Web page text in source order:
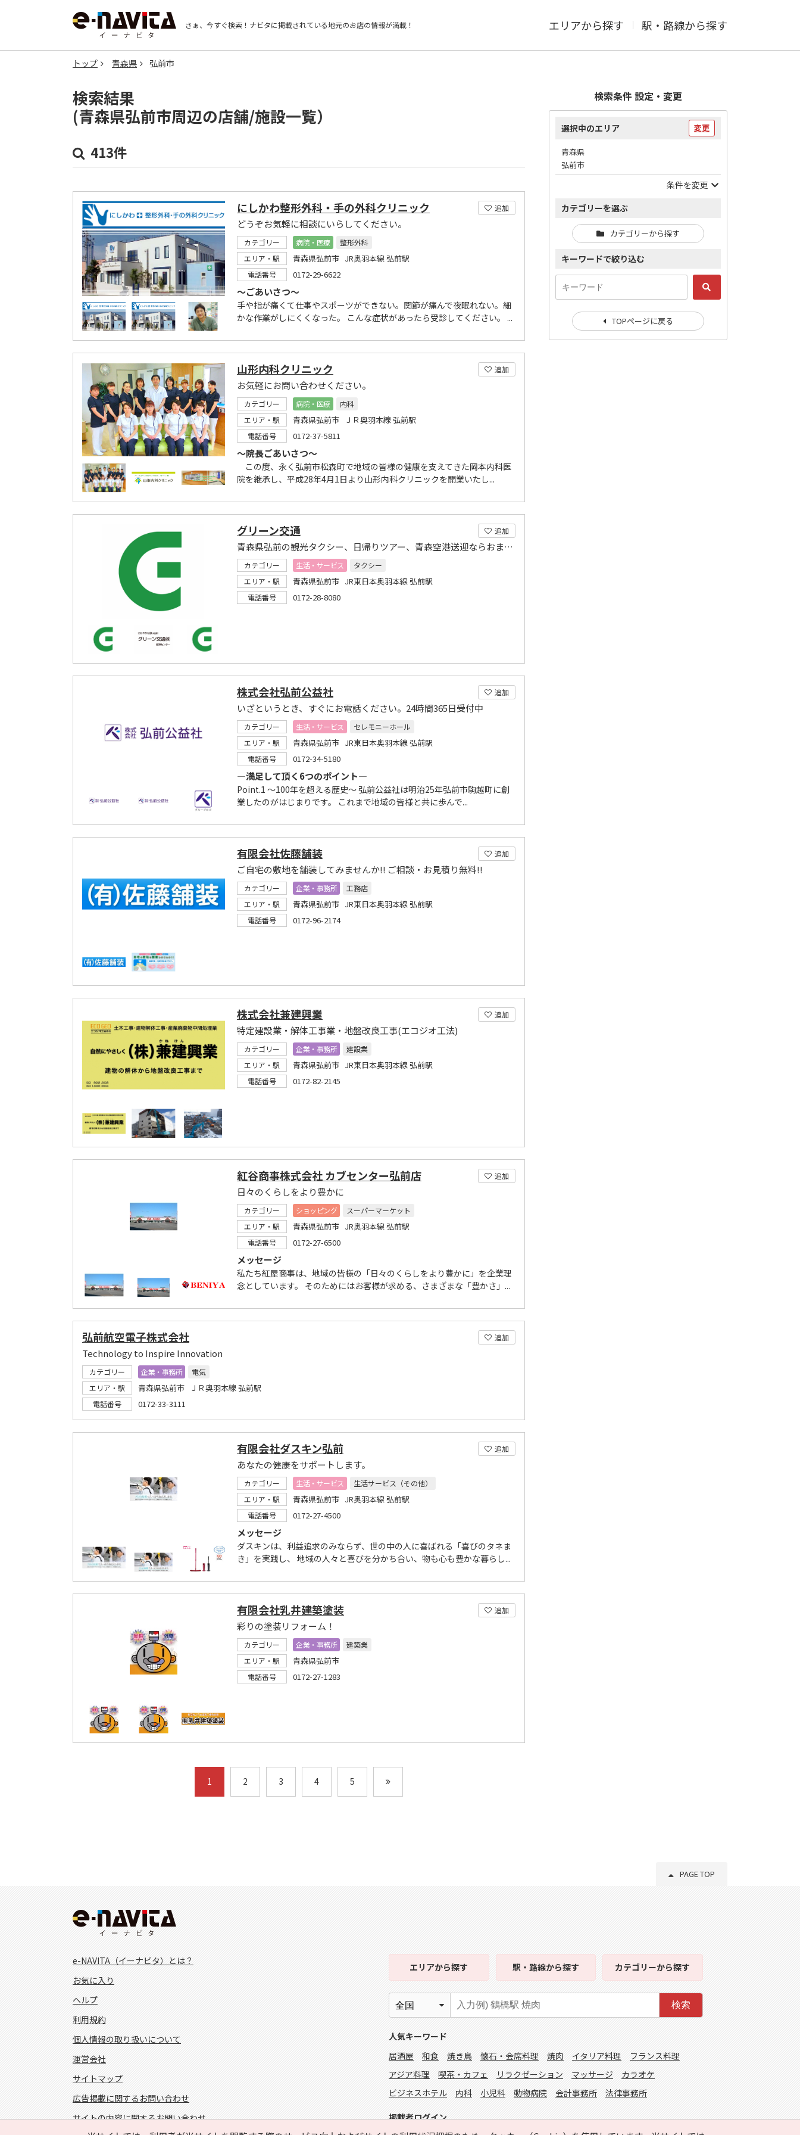
さぁ、今すぐ検索！ ナビタに掲載されている地元のお店の情報が満載！ エリアから探す 駅・路線から探す
トップ 青森県 弘前市
検索結果
(青森県弘前市周辺の店舗/施設一覧）
413件
追加
にしかわ整形外科・手の外科クリニック
どうぞお気軽に相談にいらしてください。
カテゴリー 病院・医療
整形外科
エリア・駅
青森県弘前市 JR奥羽本線 弘前駅
電話番号 0172-29-6622
～ごあいさつ～
手や指が痛くて仕事やスポーツができない。関節が痛んで夜眠れない。細
かな作業がしにくくなった。 こんな症状があったら受診してください。 ...
追加
山形内科クリニック
お気軽にお問い合わせください。
カテゴリー 病院・医療
内科
エリア・駅
青森県弘前市 ＪＲ奥羽本線 弘前駅
電話番号 0172-37-5811
～院長ごあいさつ～
この度、永く弘前市松森町で地域の皆様の健康を支えてきた岡本内科医
院を継承し、平成28年4月1日より山形内科クリニックを開業いたし...
追加
グリーン交通
青森県弘前の観光タクシー、日帰りツアー、青森空港送迎ならおまかせください
カテゴリー 生活・サービス
タクシー
エリア・駅
青森県弘前市 JR東日本奥羽本線 弘前駅
電話番号 0172-28-8080
追加
株式会社弘前公益社
いざというとき、すぐにお電話ください。24時間365日受付中
カテゴリー 生活・サービス
セレモニーホール
エリア・駅
青森県弘前市 JR東日本奥羽本線 弘前駅
電話番号 0172-34-5180
―満足して頂く6つのポイント―
Point.1 ～100年を超える歴史～ 弘前公益社は明治25年弘前市駒越町に創
業したのがはじまりです。 これまで地域の皆様と共に歩んで...
追加
有限会社佐藤舗装
ご自宅の敷地を舗装してみませんか!! ご相談・お見積り無料!!
カテゴリー 企業・事務所
工務店
エリア・駅
青森県弘前市 JR東日本奥羽本線 弘前駅
電話番号 0172-96-2174
追加
株式会社兼建興業
特定建設業・解体工事業・地盤改良工事(エコジオ工法)
カテゴリー 企業・事務所
建設業
エリア・駅
青森県弘前市 JR東日本奥羽本線 弘前駅
電話番号 0172-82-2145
追加
紅谷商事株式会社 カブセンター弘前店
日々のくらしをより豊かに
カテゴリー ショッピング
スーパーマーケット
エリア・駅
青森県弘前市 JR奥羽本線 弘前駅
電話番号 0172-27-6500
メッセージ
私たち紅屋商事は、地域の皆様の「日々のくらしをより豊かに」を企業理
念としています。 そのためにはお客様が求める、さまざまな「豊かさ」...
追加
弘前航空電子株式会社
Technology to Inspire Innovation
カテゴリー 企業・事務所
電気
エリア・駅
青森県弘前市 ＪＲ奥羽本線 弘前駅
電話番号 0172-33-3111
追加
有限会社ダスキン弘前
あなたの健康をサポートします。
カテゴリー 生活・サービス
生活サービス（その他）
エリア・駅
青森県弘前市 JR奥羽本線 弘前駅
電話番号 0172-27-4500
メッセージ
ダスキンは、利益追求のみならず、世の中の人に喜ばれる「喜びのタネま
き」を実践し、 地域の人々と喜びを分かち合い、物も心も豊かな暮らし...
追加
有限会社乳井建築塗装
彩りの塗装リフォーム！
カテゴリー 企業・事務所
建築業
エリア・駅
青森県弘前市
電話番号 0172-27-1283
1 2 3 4 5
検索条件 設定・変更
選択中のエリア 変更
青森県
弘前市
条件を変更
カテゴリーを選ぶ
カテゴリーから探す
キーワードで絞り込む
TOPページに戻る
PAGE TOP
e-NAVITA（イーナビタ）とは？
お気に入り
ヘルプ
利用規約
個人情報の取り扱いについて
運営会社
サイトマップ
広告掲載に関するお問い合わせ
サイトの内容に関するお問い合わせ
エリアから探す 駅・路線から探す カテゴリーから探す
検索
人気キーワード
居酒屋
和食 焼き鳥 懐石・会席料理 焼肉 イタリア料理
フランス料理
アジア料理
喫茶・カフェ リラクゼーション マッサージ
カラオケ
ビジネスホテル
内科 小児科 動物病院 会計事務所 法律事務所
掲載者ログイン